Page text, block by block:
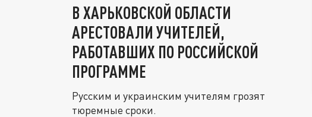
В ХАРЬКОВСКОЙ ОБЛАСТИ
АРЕСТОВАЛИ УЧИТЕЛЕЙ,
РАБОТАВШИХ ПО РОССИЙСКОЙ
ПРОГРАММЕ
Русским и украинским учителям грозят
тюремные сроки.